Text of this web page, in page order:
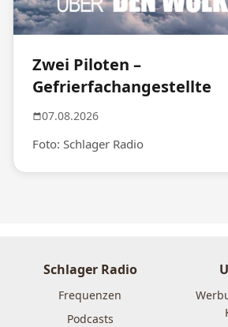
Zwei Piloten –
Gefrierfachangestellte
07.08.2026
Foto: Schlager Radio
Schlager Radio
Frequenzen
Podcasts